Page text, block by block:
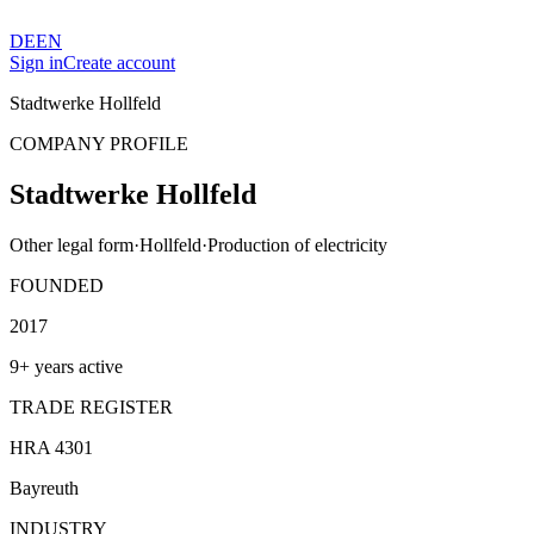
DEEN
Sign inCreate account
Stadtwerke Hollfeld
COMPANY PROFILE
Stadtwerke Hollfeld
Other legal form·Hollfeld·Production of electricity
FOUNDED
2017
9+ years active
TRADE REGISTER
HRA 4301
Bayreuth
INDUSTRY